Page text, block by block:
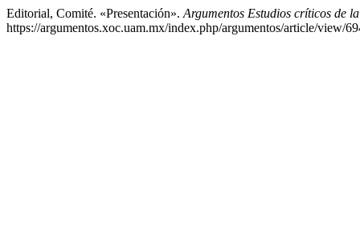
Editorial, Comité. «Presentación». Argumentos Estudios críticos de
https://argumentos.xoc.uam.mx/index.php/argumentos/article/view/